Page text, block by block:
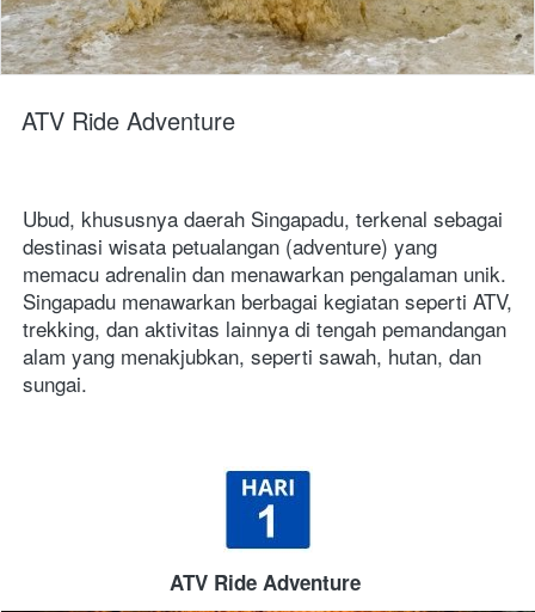
ATV Ride Adventure
Ubud, khususnya daerah Singapadu, terkenal sebagai
destinasi wisata petualangan (adventure) yang
memacu adrenalin dan menawarkan pengalaman unik.
Singapadu menawarkan berbagai kegiatan seperti ATV,
trekking, dan aktivitas lainnya di tengah pemandangan
alam yang menakjubkan, seperti sawah, hutan, dan
sungai.
ATV Ride Adventure